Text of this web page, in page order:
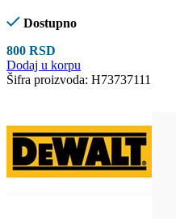
Dostupno
800 RSD
Dodaj u korpu
Šifra proizvoda: H73737111